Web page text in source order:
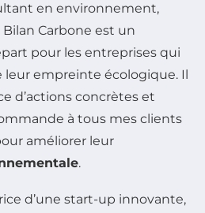
en environnement,
Carbone est un
pour les entreprises qui
empreinte écologique. Il
d’actions concrètes et
à tous mes clients
améliorer leur
.
d’une start-up innovante,